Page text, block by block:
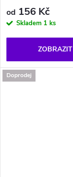
od 156 Kč
Skladem 1 ks
ZOBRAZIT
Doprodej